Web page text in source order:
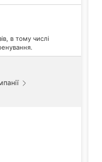
в тому числі